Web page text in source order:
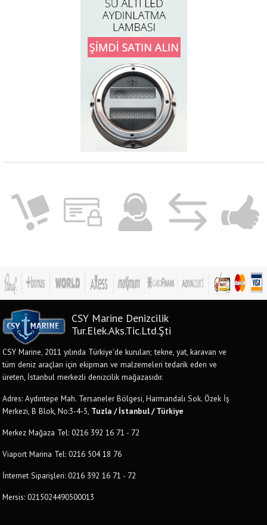
CSY Marine Denizcilik
Tur.Elek.Aks.Tic.Ltd.Şti
CSY Marine, 2011 yılında Türkiye'de kurulan; tekne, yat, karavan ve
tüm deniz araçları için ekipman ve malzemeleri tedarik eden ve
üreten, İstanbul merkezli denizcilik mağazasıdır.
Adres: Aydıntepe Mah. Tersaneler Bölgesi, Harmandalı Sok. Özek İş
Merkezi, B Blok, No:3-4-5, Tuzla / İstanbul / Türkiye
Merkez Mağaza Tel: 0216 392 16 71 - 72
Viaport Marina Tel: 0216 504 18 76
İnternet Siparişleri: 0216 392 16 71 - 72
Mersis: 0215024490500013